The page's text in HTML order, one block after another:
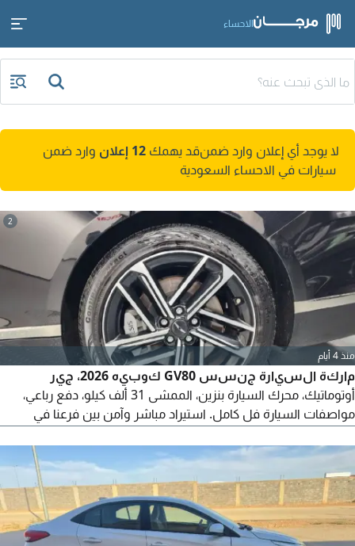
الاحساء
لا يوجد أي إعلان وارد ضمنقد يهمك 12 إعلان
وارد ضمن
سيارات في الاحساء السعودية
2
منذ 4 أيام
ماركة السيارة جنسس GV80 كوبيه 2026، جير
أوتوماتيك، محرك السيارة بنزين، الممشى 31 ألف كيلو، دفع رباعي،
مواصفات السيارة فل كامل. استيراد مباشر وآمن بين فرعنا في
تعاملات رسمية 100% متابعينا الكرام. مؤسسة بدائع لاستيراد هي
مؤسسة رسمية تعمل عبر فرعين السعودية - خميس مشيط، وكوريا
الجنوبية. شركتنا الرسمية في كوريا الجنوبية